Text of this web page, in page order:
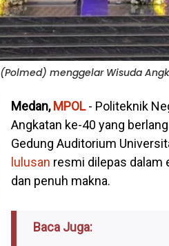
menggelar Wisuda
Medan, MPOL- Politeknik
Angkatan ke-40 yang
Gedung Auditorium
lulusan resmi dilepas dalam
dan penuh makna.
Baca Juga: